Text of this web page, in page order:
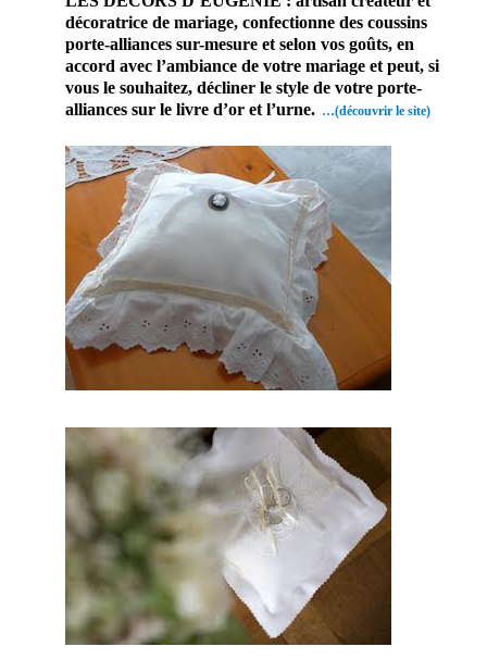
décoratrice de mariage, confectionne des coussins
porte-alliances sur-mesure et selon vos goûts, en
accord avec l’ambiance de votre mariage et peut, si
vous le souhaitez, décliner le style de votre porte-
alliances sur le livre d’or et l’urne. …(découvrir le site)